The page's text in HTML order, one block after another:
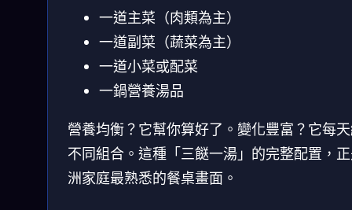
一道主菜（肉類為主）
一道副菜（蔬菜為主）
一道小菜或配菜
一鍋營養湯品
營養均衡？它幫你算好了。變化豐富？它每
不同組合。這種「三餸一湯」的完整配置，
洲家庭最熟悉的餐桌畫面。